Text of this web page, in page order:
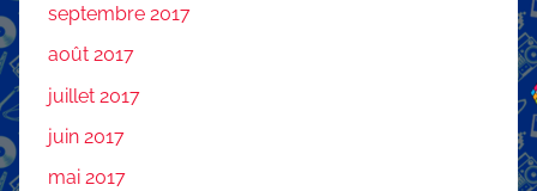
septembre 2017
août 2017
juillet 2017
juin 2017
mai 2017